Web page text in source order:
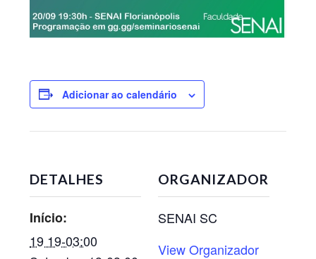
Adicionar ao calendário
DETALHES
Início:
19 19-03:00
ORGANIZADOR
SENAI SC
View Organizador